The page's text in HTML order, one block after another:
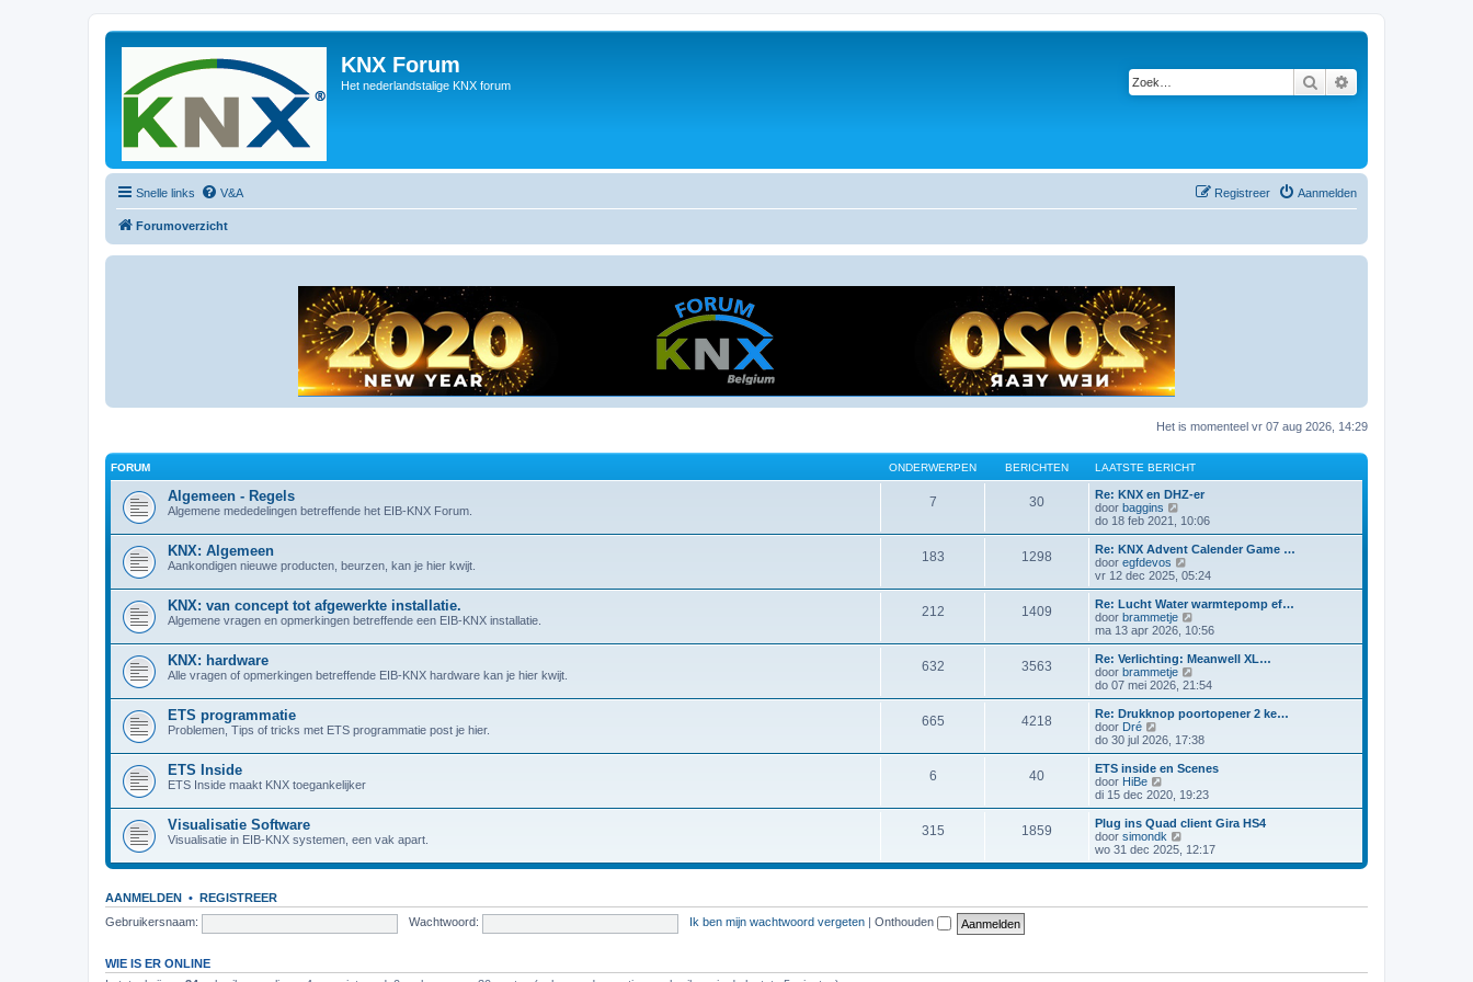
KNX Forum
Het nederlandstalige KNX forum Zoek
Snelle links V&A Aanmelden
Registreer
Forumoverzicht
Het is momenteel vr 07 aug 2026, 14:29
FORUM ONDERWERPEN BERICHTEN LAATSTE BERICHT
Algemeen - Regels
Algemene mededelingen betreffende het EIB-KNX Forum.
7 30
Re: KNX en DHZ-er
door baggins
e
k
i
j
k
a
t
s
e
b
e
r
i
h
t
do 18 feb 2021, 10:06
KNX: Algemeen
Aankondigen nieuwe producten, beurzen, kan je hier kwijt.
183 1298
Re: KNX Advent Calender Game …
door egfdevos
e
k
i
j
k
a
a
t
s
e
e
r
i
h
t
vr 12 dec 2025, 05:24
KNX: van concept tot afgewerkte installatie.
Algemene vragen en opmerkingen betreffende een EIB-KNX installatie.
212 1409
Re: Lucht Water warmtepomp ef…
door brammetje
e
k
i
k
a
t
s
e
e
r
i
h
t
ma 13 apr 2026, 10:56
KNX: hardware
Alle vragen of opmerkingen betreffende EIB-KNX hardware kan je hier kwijt.
632 3563
Re: Verlichting: Meanwell XL…
door brammetje
e
k
i
k
a
t
s
e
e
r
h
do 07 mei 2026, 21:54
ETS programmatie
Problemen, Tips of tricks met ETS programmatie post je hier.
665 4218
Re: Drukknop poortopener 2 ke…
door Dré
e
k
i
j
k
a
t
s
t
e
t
do 30 jul 2026, 17:38
ETS Inside
ETS Inside maakt KNX toegankelijker
6 40
ETS inside en Scenes
door HiBe
e
k
i
j
k
a
s
r
di 15 dec 2020, 19:23
Visualisatie Software
Visualisatie in EIB-KNX systemen, een vak apart.
315 1859
Plug ins Quad client Gira HS4
door simondk
e
k
wo 31 dec 2025, 12:17
AANMELDEN • REGISTREER
Gebruikersnaam:
Wachtwoord: Ik ben mijn wachtwoord vergeten Onthouden
WIE IS ER ONLINE